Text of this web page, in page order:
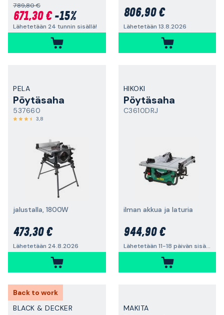
789,80 €
671,30 €-15%
Lähetetään 24 tunnin sisällä!
806,90 €
Lähetetään 13.8.2026
PELA
Pöytäsaha
537660
3,8
jalustalla, 1800W
473,30 €
Lähetetään 24.8.2026
HIKOKI
Pöytäsaha
C3610DRJ
ilman akkua ja laturia
944,90 €
Lähetetään 11-18 päivän sisällä
Back to work
BLACK & DECKER
MAKITA